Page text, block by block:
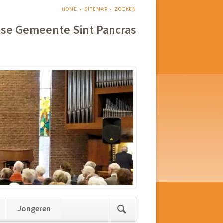
NAVIGATIE
HOME SITEMAP ZOEKEN
Gemeente Sint Pancras
Jongeren